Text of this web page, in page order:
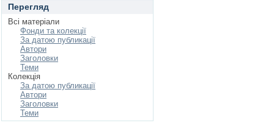
Перегляд
Всі матеріали
Фонди та колекції
За датою публикації
Автори
Заголовки
Теми
Колекція
За датою публикації
Автори
Заголовки
Теми